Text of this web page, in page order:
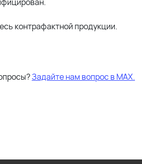
контрафактной продукции.
Задайте нам вопрос в МАХ.